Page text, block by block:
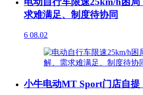
求难满足、制度待协同
6 08.02
小牛电动MT Sport门店自提